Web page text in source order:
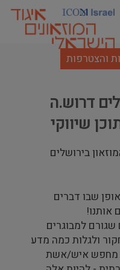
והצטרפות
דרוש.ה
שיווקי
בירושלים
שבו דברים
אותנו!
למבוגרים
ולגלות כמה מדע
מחפש איש/אשת